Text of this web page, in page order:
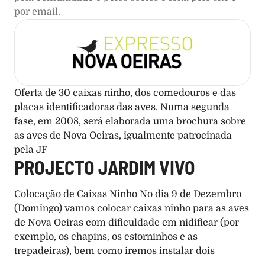
por email.
Oferta de 30 caixas ninho, dos comedouros e das
placas identificadoras das aves. Numa segunda
fase, em 2008, será elaborada uma brochura sobre
as aves de Nova Oeiras, igualmente patrocinada
pela JF
PROJECTO JARDIM VIVO
Colocação de Caixas Ninho No dia 9 de Dezembro
(Domingo) vamos colocar caixas ninho para as aves
de Nova Oeiras com dificuldade em nidificar (por
exemplo, os chapins, os estorninhos e as
trepadeiras), bem como iremos instalar dois